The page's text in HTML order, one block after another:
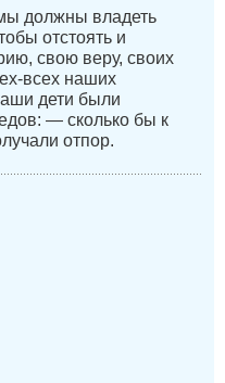
должны владеть
отстоять и
свою веру, своих
всех наших
дети были
— сколько бы к
отпор.